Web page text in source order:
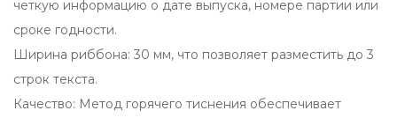
четкую информацию о дате выпуска, номере партии или
сроке годности.
Ширина риббона: 30 мм, что позволяет разместить до 3
строк текста.
Качество: Метод горячего тиснения обеспечивает